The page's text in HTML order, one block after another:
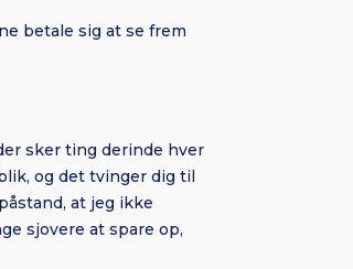
betale sig at se frem
sker ting derinde hver
og det tvinger dig til
at jeg ikke
sjovere at spare op,